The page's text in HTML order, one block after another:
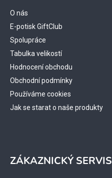
O nás
E-potisk GiftClub
Spolupráce
Tabulka velikostí
Hodnocení obchodu
Obchodní podmínky
Používáme cookies
Jak se starat o naše produkty
ZÁKAZNICKÝ SERVIS